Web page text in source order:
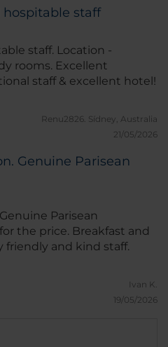
hospitable staff
staff. Location -
rooms. Excellent
staff & excellent hotel!
Renu2826. Sídney, Australia
21/05/2026
Genuine Parisean
Parisean
the price. Breakfast and
friendly and kind staff.
Ivan K.
19/05/2026